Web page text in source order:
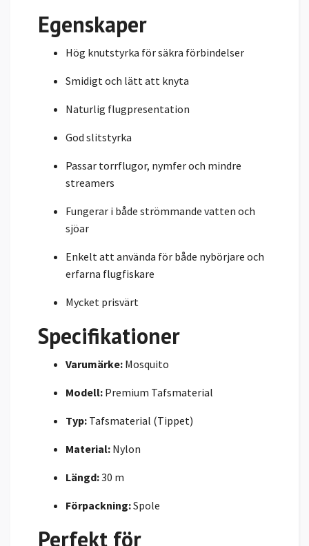
Egenskaper
Hög knutstyrka för säkra förbindelser
Smidigt och lätt att knyta
Naturlig flugpresentation
God slitstyrka
Passar torrflugor, nymfer och mindre
streamers
Fungerar i både strömmande vatten och
sjöar
Enkelt att använda för både nybörjare och
erfarna flugfiskare
Mycket prisvärt
Specifikationer
Varumärke: Mosquito
Modell: Premium Tafsmaterial
Typ: Tafsmaterial (Tippet)
Material: Nylon
Längd:30 m
Förpackning:Spole
Perfekt för